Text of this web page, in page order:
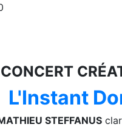
CONCERT CR
L'Instant
STEFFANUS